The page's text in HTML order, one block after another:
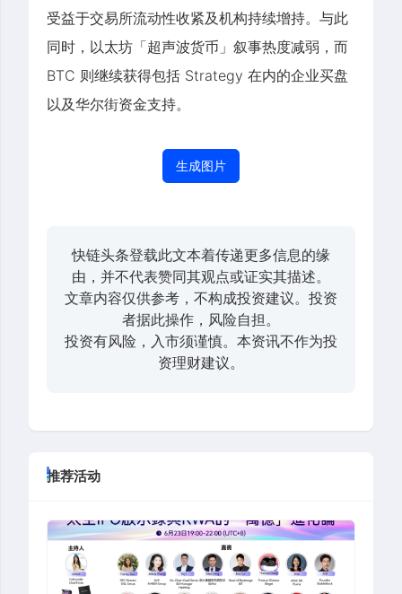
受益于交易所流动性收紧及机构持续增持。与此
同时，以太坊「超声波货币」叙事热度减弱，而
BTC 则继续获得包括 Strategy 在内的企业买盘
以及华尔街资金支持。
生成图片
快链头条登载此文本着传递更多信息的缘
由，并不代表赞同其观点或证实其描述。
文章内容仅供参考，不构成投资建议。投资
者据此操作，风险自担。
投资有风险，入市须谨慎。本资讯不作为投
资理财建议。
推荐活动